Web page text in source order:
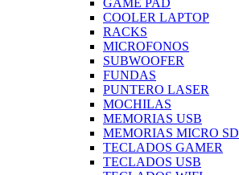
COOLER LAPTOP
RACKS
MICROFONOS
SUBWOOFER
FUNDAS
PUNTERO LASER
MOCHILAS
MEMORIAS USB
MEMORIAS MICRO SD
TECLADOS GAMER
TECLADOS USB